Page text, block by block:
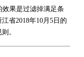
果是过滤掉满足条
省2018年10月5日的
。